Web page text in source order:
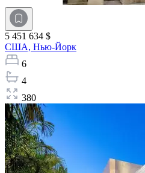
5 451 634 $
США, Нью-Йорк
6
4
380